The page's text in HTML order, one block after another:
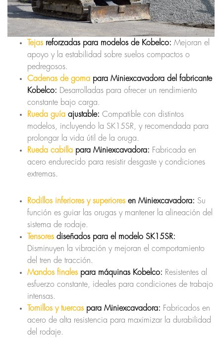
Tejas reforzadas para modelos de Kobelco: Mejoran el
apoyo y la estabilidad sobre suelos compactos o
pedregosos.
Cadenas de goma para Miniexcavadora del fabricante
Kobelco: Desarrolladas para ofrecer un rendimiento
constante bajo carga.
Rueda guía ajustable: Compatible con distintos
modelos, incluyendo la SK15SR, y recomendada para
prolongar la vida útil de la oruga.
Rueda cabilla para Miniexcavadora: Fabricada en
acero endurecido para resistir desgaste y condiciones
extremas.
Rodillos inferiores y superiores en Miniexcavadora: Su
función es guiar las orugas y mantener la alineación del
sistema de rodaje.
Tensores diseñados para el modelo SK15SR:
Disminuyen la vibración y mejoran el comportamiento
del tren de tracción.
Mandos finales para máquinas Kobelco: Resistentes al
esfuerzo constante, ideales para condiciones de trabajo
intensas.
Tornillos y tuercas para Miniexcavadora: Fabricados en
acero de alta resistencia para maximizar la durabilidad
del rodaje.